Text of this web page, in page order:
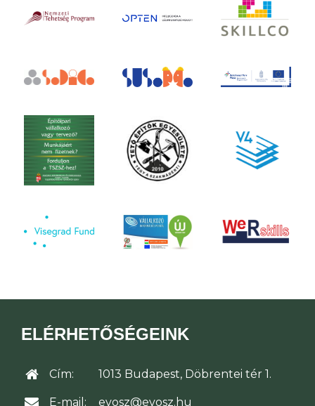
ELÉRHETŐSÉGEINK
Cím: 1013 Budapest, Döbrentei tér 1.
E-mail: evosz@evosz.hu